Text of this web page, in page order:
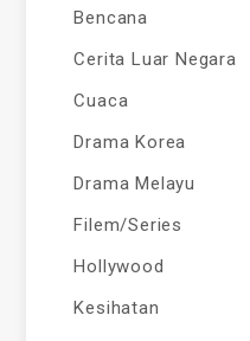
Bencana
Cerita Luar Negara
Cuaca
Drama Korea
Drama Melayu
Filem/Series
Hollywood
Kesihatan